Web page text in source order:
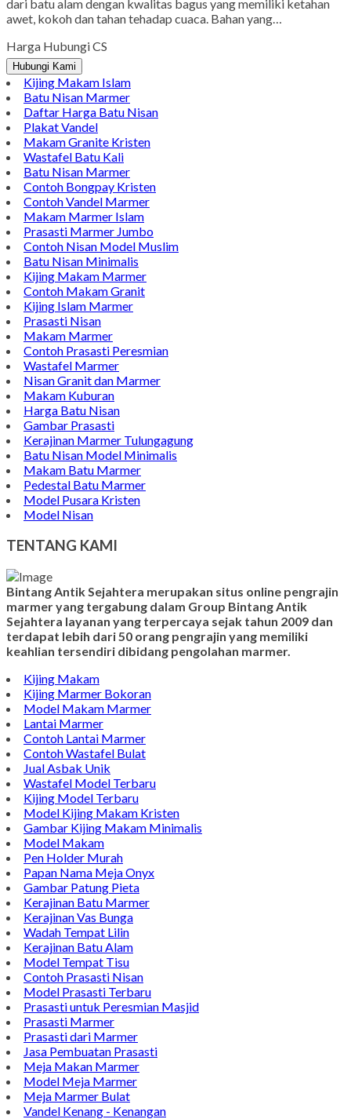
dari batu alam dengan kwalitas bagus yang memiliki ketahan
awet, kokoh dan tahan tehadap cuaca. Bahan yang…
Harga Hubungi CS
Hubungi Kami
Kijing Makam Islam
Batu Nisan Marmer
Daftar Harga Batu Nisan
Plakat Vandel
Makam Granite Kristen
Wastafel Batu Kali
Batu Nisan Marmer
Contoh Bongpay Kristen
Contoh Vandel Marmer
Makam Marmer Islam
Prasasti Marmer Jumbo
Contoh Nisan Model Muslim
Batu Nisan Minimalis
Kijing Makam Marmer
Contoh Makam Granit
Kijing Islam Marmer
Prasasti Nisan
Makam Marmer
Contoh Prasasti Peresmian
Wastafel Marmer
Nisan Granit dan Marmer
Makam Kuburan
Harga Batu Nisan
Gambar Prasasti
Kerajinan Marmer Tulungagung
Batu Nisan Model Minimalis
Makam Batu Marmer
Pedestal Batu Marmer
Model Pusara Kristen
Model Nisan
TENTANG KAMI
Bintang Antik Sejahtera merupakan situs online pengrajin
marmer yang tergabung dalam Group Bintang Antik
Sejahtera layanan yang terpercaya sejak tahun 2009 dan
terdapat lebih dari 50 orang pengrajin yang memiliki
keahlian tersendiri dibidang pengolahan marmer.
Kijing Makam
Kijing Marmer Bokoran
Model Makam Marmer
Lantai Marmer
Contoh Lantai Marmer
Contoh Wastafel Bulat
Jual Asbak Unik
Wastafel Model Terbaru
Kijing Model Terbaru
Model Kijing Makam Kristen
Gambar Kijing Makam Minimalis
Model Makam
Pen Holder Murah
Papan Nama Meja Onyx
Gambar Patung Pieta
Kerajinan Batu Marmer
Kerajinan Vas Bunga
Wadah Tempat Lilin
Kerajinan Batu Alam
Model Tempat Tisu
Contoh Prasasti Nisan
Model Prasasti Terbaru
Prasasti untuk Peresmian Masjid
Prasasti Marmer
Prasasti dari Marmer
Jasa Pembuatan Prasasti
Meja Makan Marmer
Model Meja Marmer
Meja Marmer Bulat
Vandel Kenang - Kenangan